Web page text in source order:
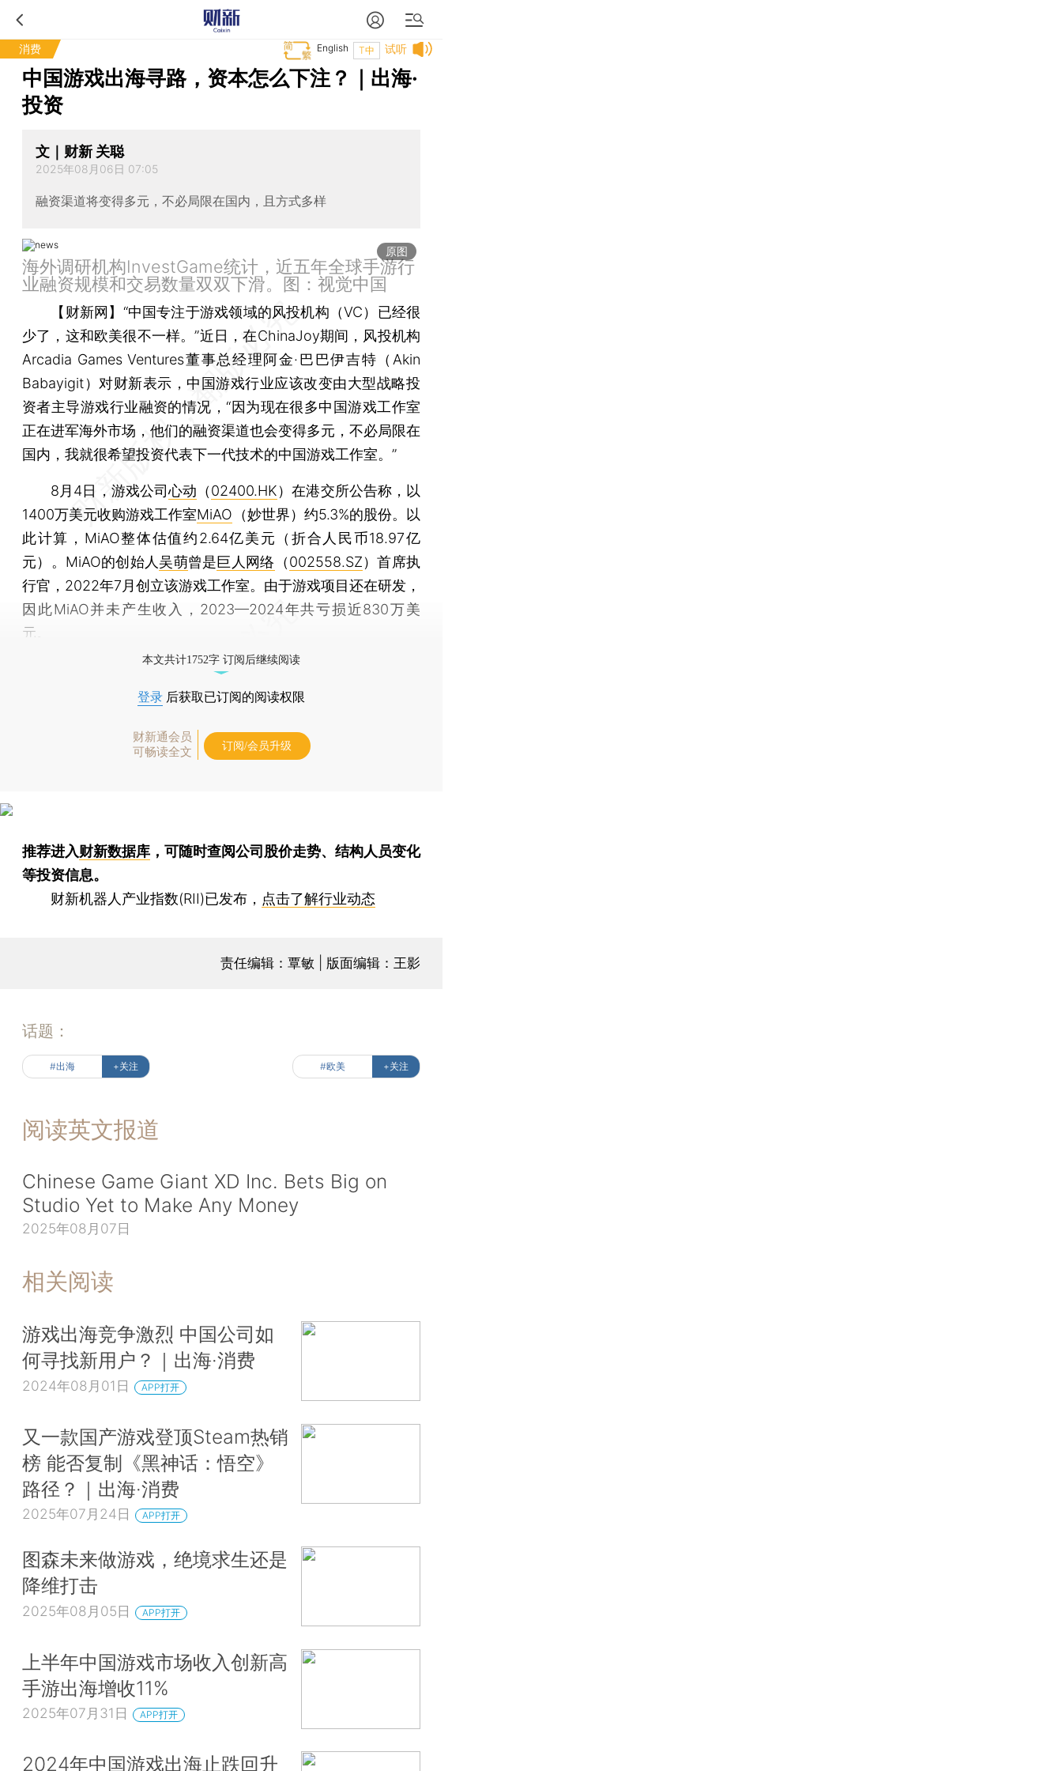
消费 试听
T中
English
中国游戏出海寻路，资本怎么下注？｜出海·
投资
文｜财新 关聪
2025年08月06日 07:05
融资渠道将变得多元，不必局限在国内，且方式多样
原图
海外调研机构InvestGame统计，近五年全球手游行
业融资规模和交易数量双双下滑。图：视觉中国
【财新网】 “中国专注于游戏领域的风投机构（VC）已经很
少了，这和欧美很不一样。”近日，在ChinaJoy期间，风投机构
Arcadia Games Ventures董事总经理阿金·巴巴伊吉特（Akin
Babayigit）对财新表示，中国游戏行业应该改变由大型战略投
资者主导游戏行业融资的情况，“因为现在很多中国游戏工作室
正在进军海外市场，他们的融资渠道也会变得多元，不必局限在
国内，我就很希望投资代表下一代技术的中国游戏工作室。”
8月4日，游戏公司心动 （02400.HK）在港交所公告称，以
1400万美元收购游戏工作室MiAO （妙世界）约5.3%的股份。以
此计算，MiAO整体估值约2.64亿美元（折合人民币18.97亿
元）。MiAO的创始人 吴萌曾是巨人网络 （002558.SZ）首席执
行官，2022年7月创立该游戏工作室。由于游戏项目还在研发，
因此MiAO并未产生收入，2023—2024年共亏损近830万美
元。
本文共计1752字 订阅后继续阅读
登录 后获取已订阅的阅读权限
财新通会员
可畅读全文
订阅/会员升级
推荐进入财新数据库 ，可随时查阅公司股价走势、结构人员变化
等投资信息。
财新机器人产业指数(RII)已发布， 点击了解行业动态
责任编辑：覃敏 | 版面编辑：王影
话题：
#出海 +关注 #欧美 +关注
阅读英文报道
Chinese Game Giant XD Inc. Bets Big on
Studio Yet to Make Any Money
2025年08月07日
相关阅读
游戏出海竞争激烈 中国公司如
何寻找新用户？｜出海·消费
2024年08月01日 APP打开
又一款国产游戏登顶Steam热销
榜 能否复制《黑神话：悟空》
路径？｜出海·消费
2025年07月24日 APP打开
图森未来做游戏，绝境求生还是
降维打击
2025年08月05日 APP打开
上半年中国游戏市场收入创新高
手游出海增收11%
2025年07月31日 APP打开
2024年中国游戏出海止跌回升